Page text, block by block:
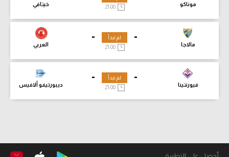
موناكو خيتافي 21:00
-
مالاجا
-
العربي
لم تبدأ
21:00
-
فيورنتينا
-
ديبورتيفو ألافيس
لم تبدأ
21:00